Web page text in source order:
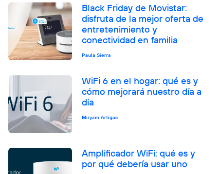
Black Friday de Movistar:
disfruta de la mejor oferta de
entretenimiento y
conectividad en familia
Paula Sierra
WiFi 6 en el hogar: qué es y
cómo mejorará nuestro día a
día
Miryam Artigas
Amplificador WiFi: qué es y
por qué debería usar uno